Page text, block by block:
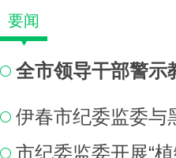
要闻
全市领导干部警示